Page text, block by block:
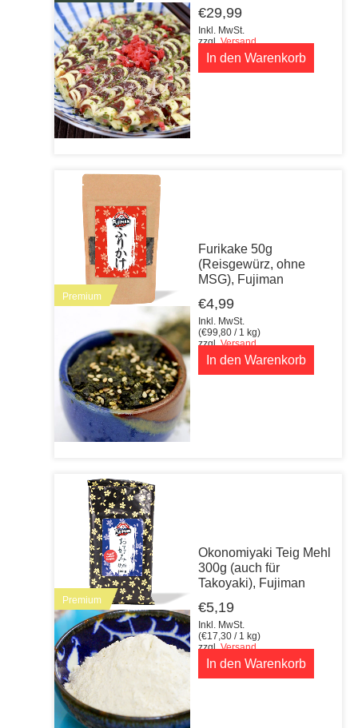
€29,99
Inkl. MwSt.
zzgl.Versand
In den Warenkorb
Premium
Furikake 50g
(Reisgewürz, ohne
MSG), Fujiman
€4,99
Inkl. MwSt.
(€99,80 / 1 kg)
zzgl.Versand
In den Warenkorb
Premium
Okonomiyaki Teig Mehl
300g (auch für
Takoyaki), Fujiman
€5,19
Inkl. MwSt.
(€17,30 / 1 kg)
zzgl.Versand
In den Warenkorb